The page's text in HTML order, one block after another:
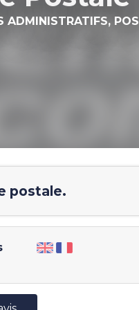
ADMINISTRATIFS,
postale.